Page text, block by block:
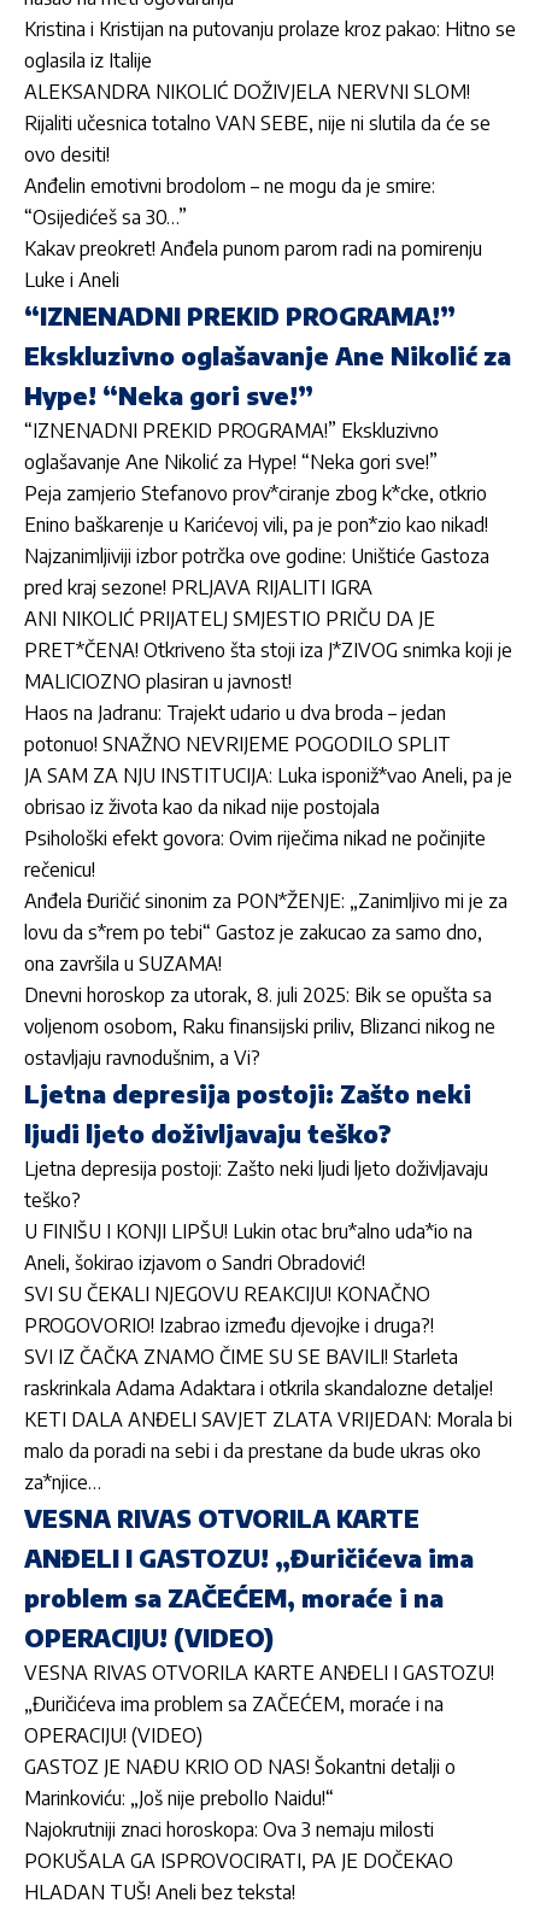
Kristina i Kristijan na putovanju prolaze kroz pakao: Hitno se
oglasila iz Italije
ALEKSANDRA NIKOLIĆ DOŽIVJELA NERVNI SLOM!
Rijaliti učesnica totalno VAN SEBE, nije ni slutila da će se
ovo desiti!
Anđelin emotivni brodolom – ne mogu da je smire:
“Osijedićeš sa 30…”
Kakav preokret! Anđela punom parom radi na pomirenju
Luke i Aneli
“IZNENADNI PREKID PROGRAMA!”
Ekskluzivno oglašavanje Ane Nikolić za
Hype! “Neka gori sve!”
“IZNENADNI PREKID PROGRAMA!” Ekskluzivno
oglašavanje Ane Nikolić za Hype! “Neka gori sve!”
Peja zamjerio Stefanovo prov*ciranje zbog k*cke, otkrio
Enino baškarenje u Karićevoj vili, pa je pon*zio kao nikad!
Najzanimljiviji izbor potrčka ove godine: Uništiće Gastoza
pred kraj sezone! PRLJAVA RIJALITI IGRA
ANI NIKOLIĆ PRIJATELJ SMJESTIO PRIČU DA JE
PRET*ČENA! Otkriveno šta stoji iza J*ZIVOG snimka koji je
MALICIOZNO plasiran u javnost!
Haos na Jadranu: Trajekt udario u dva broda – jedan
potonuo! SNAŽNO NEVRIJEME POGODILO SPLIT
JA SAM ZA NJU INSTITUCIJA: Luka isponiž*vao Aneli, pa je
obrisao iz života kao da nikad nije postojala
Psihološki efekt govora: Ovim riječima nikad ne počinjite
rečenicu!
Anđela Đuričić sinonim za PON*ŽENJE: „Zanimljivo mi je za
lovu da s*rem po tebi“ Gastoz je zakucao za samo dno,
ona završila u SUZAMA!
Dnevni horoskop za utorak, 8. juli 2025: Bik se opušta sa
voljenom osobom, Raku finansijski priliv, Blizanci nikog ne
ostavljaju ravnodušnim, a Vi?
Ljetna depresija postoji: Zašto neki
ljudi ljeto doživljavaju teško?
Ljetna depresija postoji: Zašto neki ljudi ljeto doživljavaju
teško?
U FINIŠU I KONJI LIPŠU! Lukin otac bru*alno uda*io na
Aneli, šokirao izjavom o Sandri Obradović!
SVI SU ČEKALI NJEGOVU REAKCIJU! KONAČNO
PROGOVORIO! Izabrao između djevojke i druga?!
SVI IZ ČAČKA ZNAMO ČIME SU SE BAVILI! Starleta
raskrinkala Adama Adaktara i otkrila skandalozne detalje!
KETI DALA ANĐELI SAVJET ZLATA VRIJEDAN: Morala bi
malo da poradi na sebi i da prestane da bude ukras oko
za*njice…
VESNA RIVAS OTVORILA KARTE
ANĐELI I GASTOZU! „Đuričićeva ima
problem sa ZAČEĆEM, moraće i na
OPERACIJU! (VIDEO)
VESNA RIVAS OTVORILA KARTE ANĐELI I GASTOZU!
„Đuričićeva ima problem sa ZAČEĆEM, moraće i na
OPERACIJU! (VIDEO)
GASTOZ JE NAĐU KRIO OD NAS! Šokantni detalji o
Marinkoviću: „Još nije prebolIo Naidu!“
Najokrutniji znaci horoskopa: Ova 3 nemaju milosti
POKUŠALA GA ISPROVOCIRATI, PA JE DOČEKAO
HLADAN TUŠ! Aneli bez teksta!